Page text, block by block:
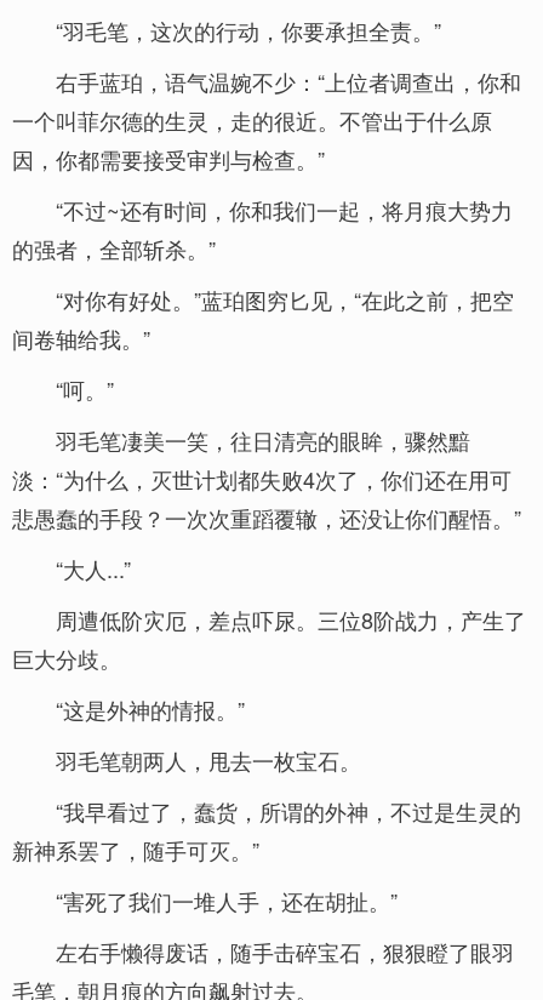
“羽毛笔，这次的行动，你要承担全责。”
右手蓝珀，语气温婉不少：“上位者调查出，你和
一个叫菲尔德的生灵，走的很近。不管出于什么原
因，你都需要接受审判与检查。”
“不过~还有时间，你和我们一起，将月痕大势力
的强者，全部斩杀。”
“对你有好处。”蓝珀图穷匕见，“在此之前，把空
间卷轴给我。”
“呵。”
羽毛笔凄美一笑，往日清亮的眼眸，骤然黯
淡：“为什么，灭世计划都失败4次了，你们还在用可
悲愚蠢的手段？一次次重蹈覆辙，还没让你们醒悟。”
“大人...”
周遭低阶灾厄，差点吓尿。三位8阶战力，产生了
巨大分歧。
“这是外神的情报。”
羽毛笔朝两人，甩去一枚宝石。
“我早看过了，蠢货，所谓的外神，不过是生灵的
新神系罢了，随手可灭。”
“害死了我们一堆人手，还在胡扯。”
左右手懒得废话，随手击碎宝石，狠狠瞪了眼羽
毛笔，朝月痕的方向飙射过去。